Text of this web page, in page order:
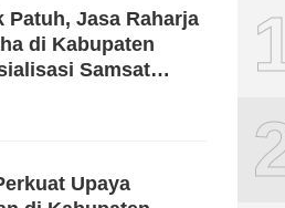
Patuh, Jasa Raharja
di Kabupaten
Samsat
Emas’
Upaya